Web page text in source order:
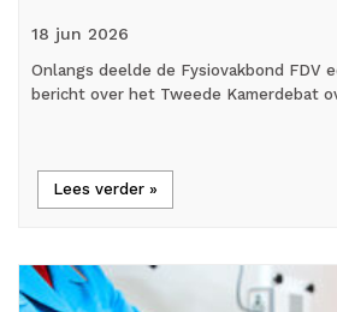
18 jun 2026
Onlangs deelde de Fysiovakbond FDV
bericht over het Tweede Kamerdebat
Lees verder »